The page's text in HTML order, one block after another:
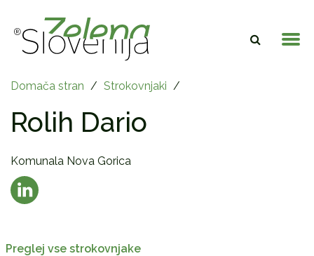
Domača stran / Strokovnjaki /
Rolih Dario
Komunala Nova Gorica
Preglej vse strokovnjake